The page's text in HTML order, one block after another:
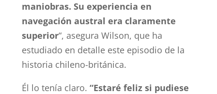
maniobras. Su experiencia en
navegación austral era claramente
superior“, asegura Wilson, que ha
estudiado en detalle este episodio de la
historia chileno-británica.
Él lo tenía claro. “Estaré feliz si pudiese